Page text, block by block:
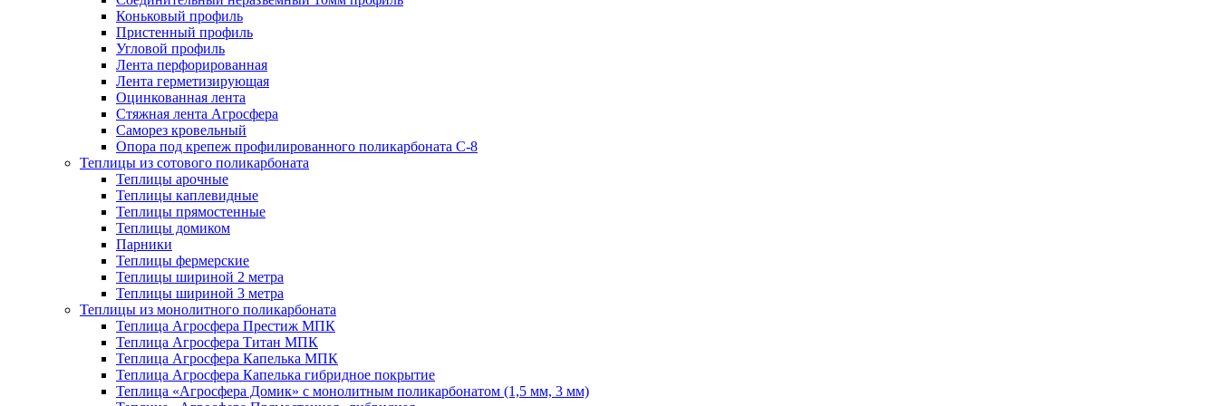
Коньковый профиль
Пристенный профиль
Угловой профиль
Лента перфорированная
Лента герметизирующая
Оцинкованная лента
Стяжная лента Агросфера
Саморез кровельный
Опора под крепеж профилированного поликарбоната С-8
Теплицы из сотового поликарбоната
Теплицы арочные
Теплицы каплевидные
Теплицы прямостенные
Теплицы домиком
Парники
Теплицы фермерские
Теплицы шириной 2 метра
Теплицы шириной 3 метра
Теплицы из монолитного поликарбоната
Теплица Агросфера Престиж МПК
Теплица Агросфера Титан МПК
Теплица Агросфера Капелька МПК
Теплица Агросфера Капелька гибридное покрытие
Теплица «Агросфера Домик» с монолитным поликарбонатом (1,5 мм, 3 мм)